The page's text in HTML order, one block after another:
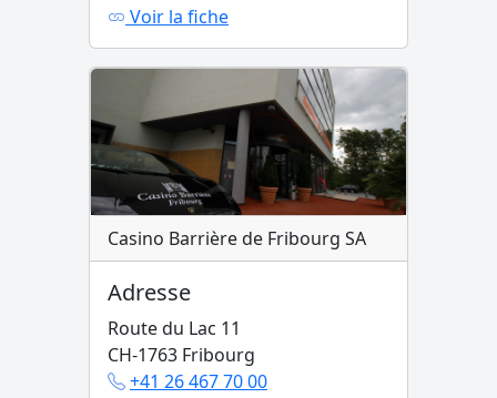
Voir la fiche
Casino Barrière de Fribourg SA
Adresse
Route du Lac 11
CH-1763 Fribourg
+41 26 467 70 00